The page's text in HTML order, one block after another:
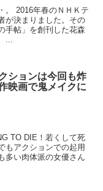
。 2016年春のＮＨＫテ
が決まりました。その
手帖」を創刊した花森
...
ションは今回も炸
映画で鬼メイクに
TO DIE！若くして死
もアクションでの起用
多い肉体派の女優さん